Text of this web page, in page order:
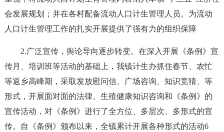
会发展规划；并在各村配备流动人口计生管理人员。为流动
人口计生管理工作的扎实开展提供了强有力的组织保障
2.广泛宣传，舆论导向逐步转变。在深入开展《条例》宣
传月、培训班等活动的基础上，我镇计生办抓住春节、农忙
等返乡高峰期，采取发放慰问信、广场咨询、知识竞猜、等
形式，开展面对面的法律、生殖健康知识咨询和《条例》的
宣传活动，对《条例》进行了全方位、多层次、多形式的宣
传。自《条例》颁布以来，全镇累计开展各种形式的活动6